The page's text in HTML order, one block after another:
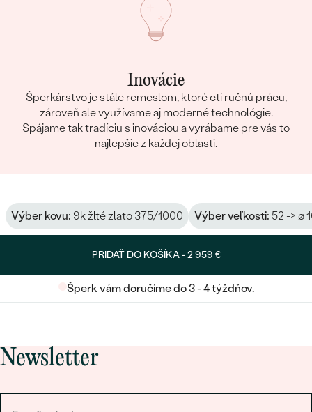
Inovácie
Šperkárstvo je stále remeslom, ktoré ctí ručnú prácu,
zároveň ale využívame aj moderné technológie.
Spájame tak tradíciu s inováciou a vyrábame pre vás to
najlepšie z každej oblasti.
Výber kovu: 9k žlté zlato 375/1000 Výber veľkosti: 52 -> ø
PRIDAŤ DO KOŠÍKA -2 959 €
Šperk vám doručíme do 3 - 4 týždňov.
Newsletter